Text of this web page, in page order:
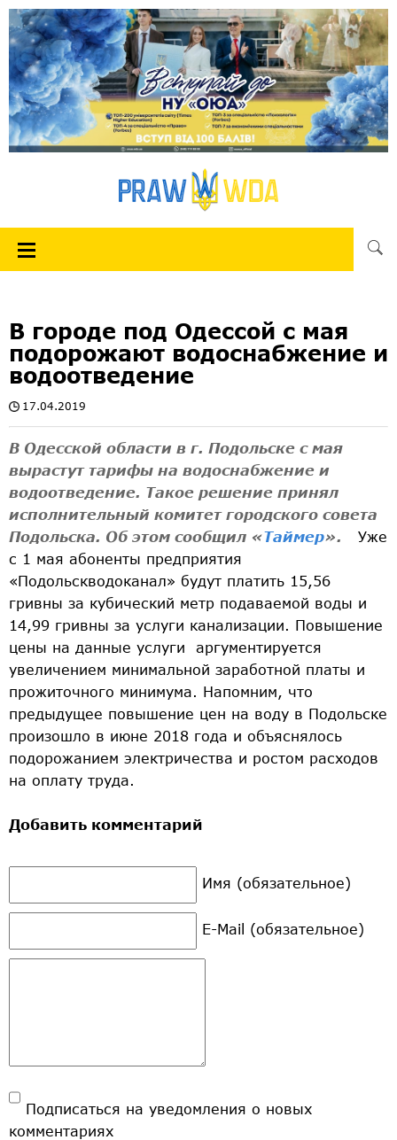
В городе под Одессой с мая
подорожают водоснабжение и
водоотведение
17.04.2019
В Одесской области в г. Подольске с мая
вырастут тарифы на водоснабжение и
водоотведение. Такое решение принял
исполнительный комитет городского совета
Подольска. Об этом сообщил «Таймер».
Уже
с 1 мая абоненты предприятия
«Подольскводоканал» будут платить 15,56
гривны за кубический метр подаваемой воды и
14,99 гривны за услуги канализации. Повышение
цены на данные услуги аргументируется
увеличением минимальной заработной платы и
прожиточного минимума. Напомним, что
предыдущее повышение цен на воду в Подольске
произошло в июне 2018 года и объяснялось
подорожанием электричества и ростом расходов
на оплату труда.
Добавить комментарий
Имя (обязательное)
E-Mail (обязательное)
Подписаться на уведомления о новых
комментариях